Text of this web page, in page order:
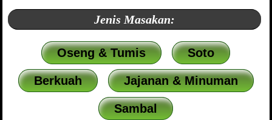
Jenis Masakan:
Oseng & Tumis Soto
Berkuah Jajanan & Minuman
Sambal